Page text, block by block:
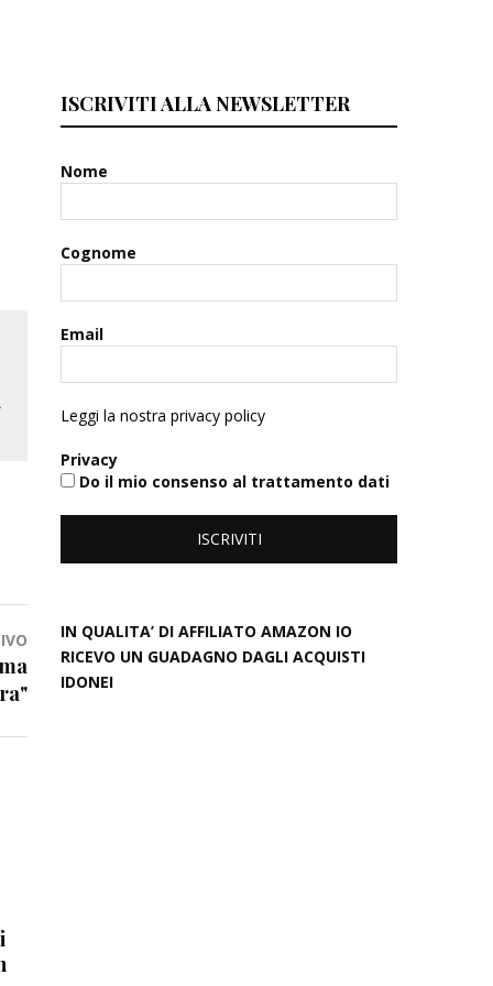
ISCRIVITI ALLA NEWSLETTER
Nome
Cognome
Email
Leggi la nostra privacy policy
Privacy
Do il mio consenso al trattamento dati
IN QUALITA’ DI AFFILIATO AMAZON IO
RICEVO UN GUADAGNO DAGLI ACQUISTI
IDONEI